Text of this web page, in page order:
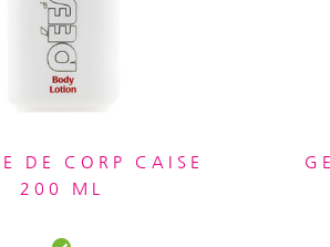
DE CORP CAISE
200 ML